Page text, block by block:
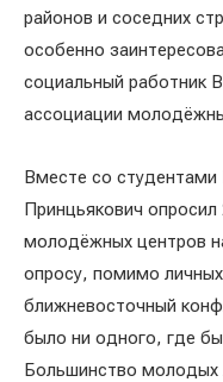
районов и соседних
особенно
социальный работник
ассоциации
Вместе со студентами
Принцьякович
молодёжных центров
опросу, помимо
ближневосточный
было ни одного, где
Большинство